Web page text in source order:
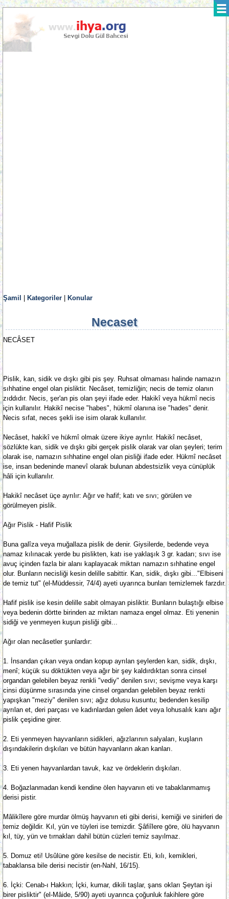
Şamil Kategoriler Konular
Necaset
NECÂSET
Pislik, kan, sidik ve dışkı gibi pis şey. Ruhsat olmaması halinde namazın
sıhhatine engel olan pisliktir. Necâset, temizliğin; necis de temiz olanın
zıddıdır. Necis, şer'an pis olan şeyi ifade eder. Hakikî veya hükmî necis
için kullanılır. Hakikî necise "habes", hükmî olanına ise "hades" denir.
Necis sıfat, neces şekli ise isim olarak kullanılır.
Necâset, hakikî ve hükmî olmak üzere ikiye ayrılır. Hakikî necâset,
sözlükte kan, sidik ve dışkı gibi gerçek pislik olarak var olan şeyleri; terim
olarak ise, namazın sıhhatine engel olan pisliği ifade eder. Hükmî necâset
ise, insan bedeninde manevî olarak bulunan abdestsizlik veya cünüplük
hâli için kullanılır.
Hakikî necâset üçe ayrılır: Ağır ve hafif; katı ve sıvı; görülen ve
görülmeyen pislik.
Ağır Pislik - Hafif Pislik
Buna galîza veya muğallaza pislik de denir. Giysilerde, bedende veya
namaz kılınacak yerde bu pislikten, katı ise yaklaşık 3 gr. kadarı; sıvı ise
avuç içinden fazla bir alanı kaplayacak miktarı namazın sıhhatine engel
olur. Bunların necisliği kesin delille sabittir. Kan, sidik, dışkı gibi..."Elbiseni
de temiz tut" (el-Müddessir, 74/4) ayeti uyarınca bunları temizlemek farzdır.
Hafif pislik ise kesin delille sabit olmayan pisliktir. Bunların bulaştığı elbise
veya bedenin dörtte birinden az miktarı namaza engel olmaz. Eti yenenin
sidiği ve yenmeyen kuşun pisliği gibi...
Ağır olan necâsetler şunlardır:
1. İnsandan çıkan veya ondan kopup ayrılan şeylerden kan, sidik, dışkı,
menî; küçük su döktükten veya ağır bir şey kaldırdıktan sonra cinsel
organdan gelebilen beyaz renkli "vediy" denilen sıvı; sevişme veya karşı
cinsi düşünme sırasında yine cinsel organdan gelebilen beyaz renkti
yapışkan "meziy" denilen sıvı; ağız dolusu kusuntu; bedenden kesilip
ayrılan et, deri parçası ve kadınlardan gelen âdet veya lohusalık kanı ağır
pislik çeşidine girer.
2. Eti yenmeyen hayvanların sidikleri, ağızlarının salyaları, kuşların
dışındakilerin dışkıları ve bütün hayvanların akan kanları.
3. Eti yenen hayvanlardan tavuk, kaz ve ördeklerin dışkıları.
4. Boğazlanmadan kendi kendine ölen hayvanın eti ve tabaklanmamış
derisi pistir.
Mâlikîlere göre murdar ölmüş hayvanın eti gibi derisi, kemiği ve sinirleri de
temiz değildir. Kıl, yün ve tüyleri ise temizdir. Şâfiîlere göre, ölü hayvanın
kıl, tüy, yün ve tırnakları dahil bütün cüzleri temiz sayılmaz.
5. Domuz eti! Usûlüne göre kesilse de necistir. Eti, kılı, kemikleri,
tabaklansa bile derisi necistir (en-Nahl, 16/15).
6. İçki: Cenab-ı Hakkın; İçki, kumar, dikili taşlar, şans okları Şeytan işi
birer pisliktir" (el-Mâide, 5/90) ayeti uyarınca çoğunluk fakihlere göre